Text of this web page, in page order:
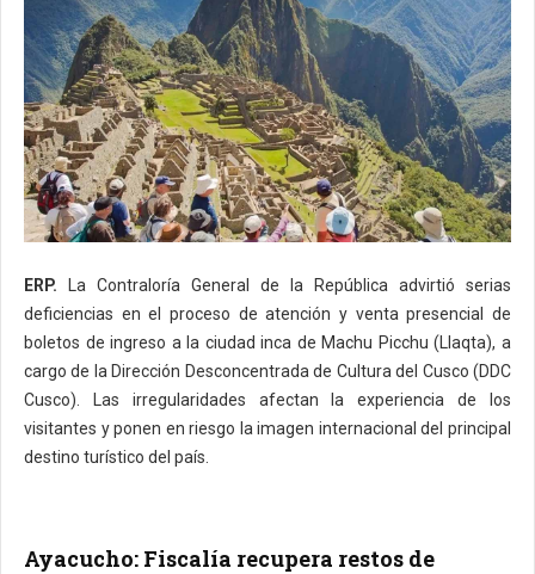
ERP. La Contraloría General de la República advirtió serias
deficiencias en el proceso de atención y venta presencial de
boletos de ingreso a la ciudad inca de Machu Picchu (Llaqta), a
cargo de la Dirección Desconcentrada de Cultura del Cusco (DDC
Cusco). Las irregularidades afectan la experiencia de los
visitantes y ponen en riesgo la imagen internacional del principal
destino turístico del país.
Ayacucho: Fiscalía recupera restos de